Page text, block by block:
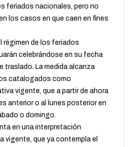
feriados nacionales, pero no
los casos en que caen en fines
régimen de los feriados
celebrándose en su fecha
traslado. La medida alcanza
catalogados como
vigente, que a partir de ahora
anterior o al lunes posterior en
o domingo.
en una interpretación
vigente, que ya contempla el